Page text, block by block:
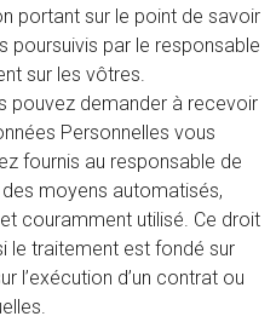
portant sur le point de savoir
poursuivis par le responsable
sur les vôtres.
pouvez demander à recevoir
Personnelles vous
fournis au responsable de
moyens automatisés,
couramment utilisé. Ce droit
le traitement est fondé sur
l’exécution d’un contrat ou